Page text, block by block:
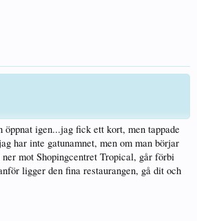
öppnat igen...jag fick ett kort, men tappade
har inte gatunamnet, men om man börjar
mot Shopingcentret Tropical, går förbi
ligger den fina restaurangen, gå dit och